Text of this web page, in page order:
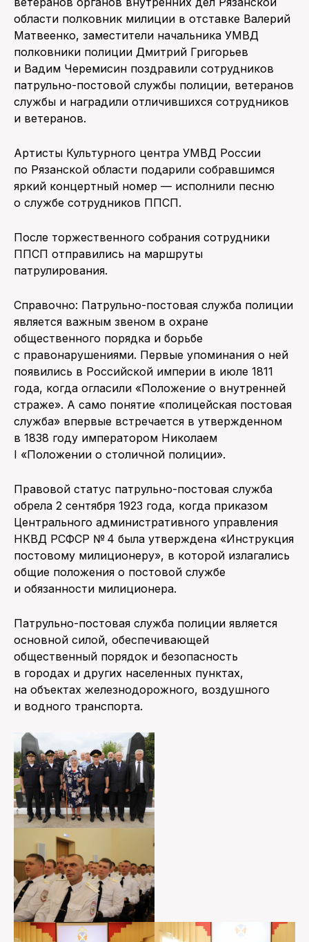
области полковник милиции в отставке Валерий
Матвеенко, заместители начальника УМВД
полковники полиции Дмитрий Григорьев
и Вадим Черемисин поздравили сотрудников
патрульно-постовой службы полиции, ветеранов
службы и наградили отличившихся сотрудников
и ветеранов.
Артисты Культурного центра УМВД России
по Рязанской области подарили собравшимся
яркий концертный номер — исполнили песню
о службе сотрудников ППСП.
После торжественного собрания сотрудники
ППСП отправились на маршруты
патрулирования.
Справочно: Патрульно-постовая служба полиции
является важным звеном в охране
общественного порядка и борьбе
с правонарушениями. Первые упоминания о ней
появились в Российской империи в июле 1811
года, когда огласили «Положение о внутренней
страже». А само понятие «полицейская постовая
служба» впервые встречается в утвержденном
в 1838 году императором Николаем
I «Положении о столичной полиции».
Правовой статус патрульно-постовая служба
обрела 2 сентября 1923 года, когда приказом
Центрального административного управления
НКВД РСФСР № 4 была утверждена «Инструкция
постовому милиционеру», в которой излагались
общие положения о постовой службе
и обязанности милиционера.
Патрульно-постовая служба полиции является
основной силой, обеспечивающей
общественный порядок и безопасность
в городах и других населенных пунктах,
на объектах железнодорожного, воздушного
и водного транспорта.